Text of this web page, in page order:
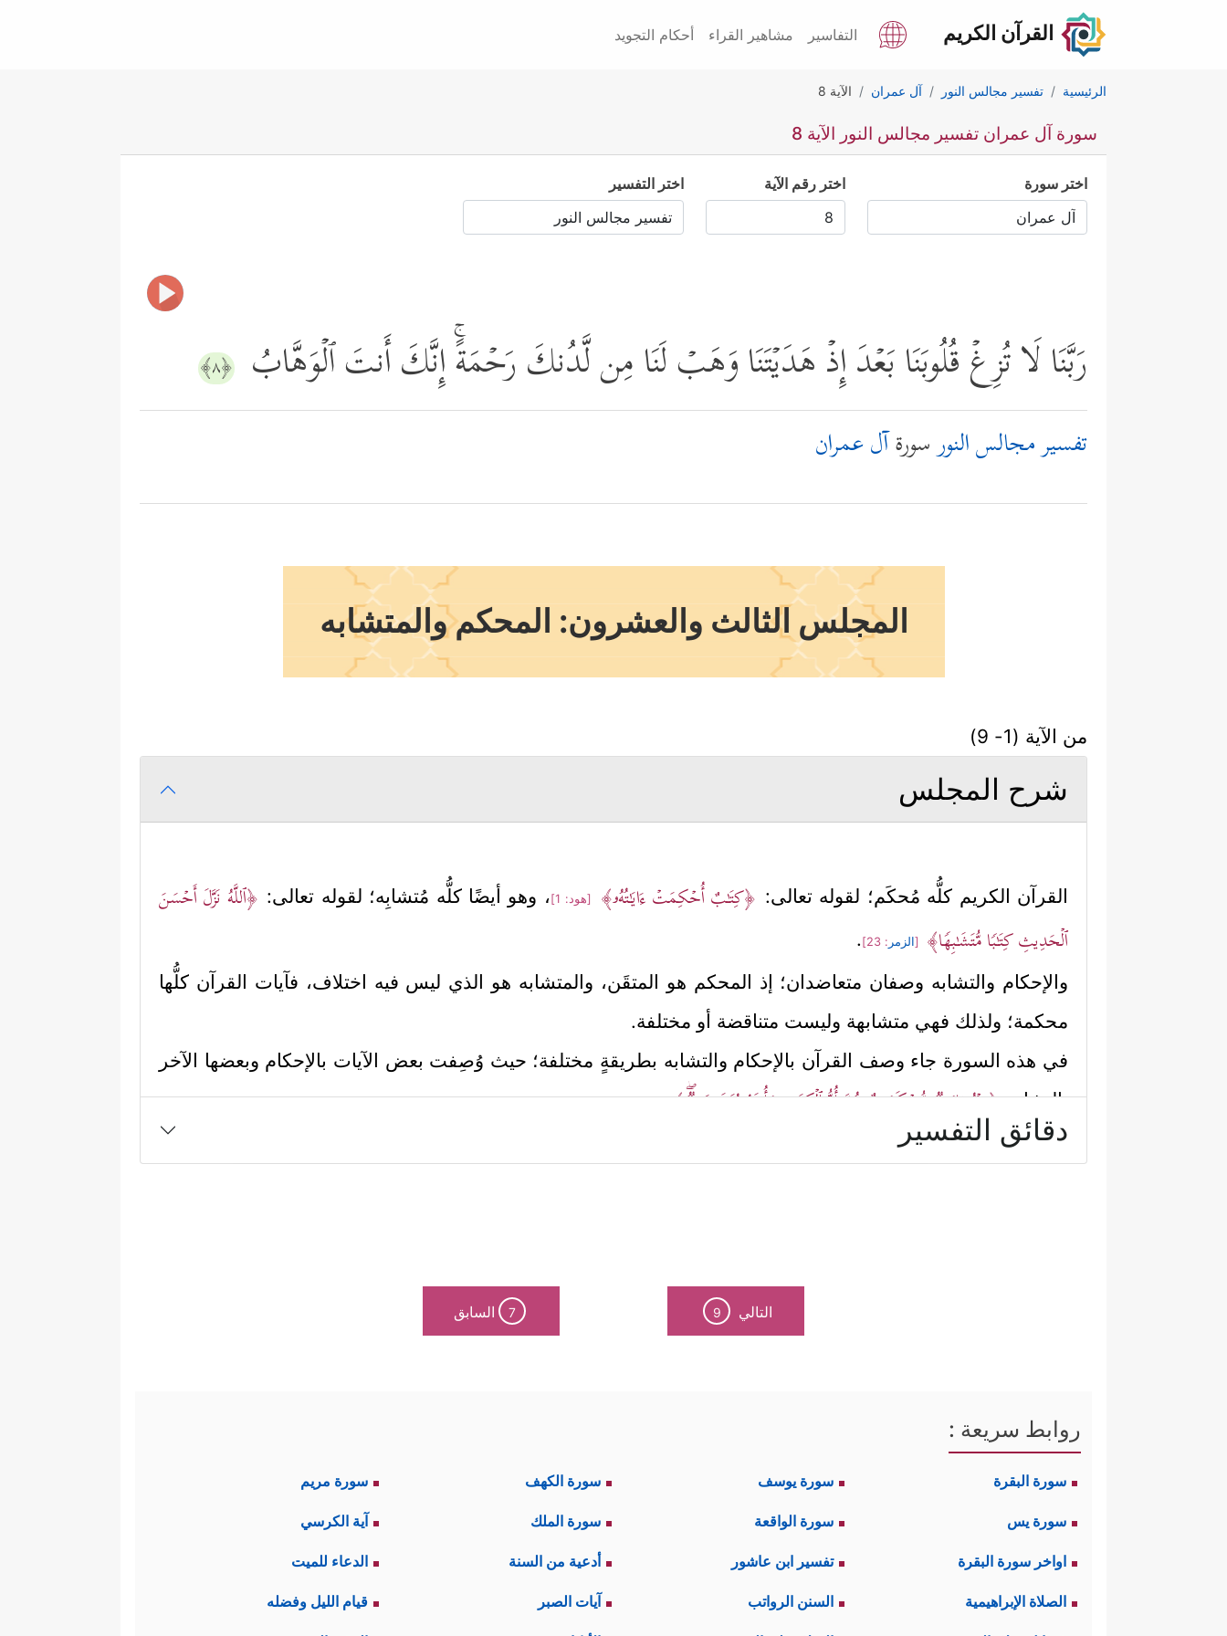
القرآن الكريم التفاسير مشاهير القراء أحكام التجويد
الرئيسية تفسير مجالس النور آل عمران الآية 8
سورة آل عمران تفسير مجالس النور الآية 8
اختر سورة اختر رقم الآية اختر التفسير
رَبَّنَا لَا تُزِغۡ قُلُوبَنَا بَعۡدَ إِذۡ هَدَیۡتَنَا وَهَبۡ لَنَا مِن لَّدُنكَ رَحۡمَةًۚ إِنَّكَ أَنتَ ٱلۡوَهَّابُ ﴿٨﴾
تفسير مجالس النورسورةآل عمران
المجلس الثالث والعشرون: المحكم والمتشابه
من الآية (1- 9)
شرح المجلس
القرآن الكريم كلُّه مُحكَم؛ لقوله تعالى: ﴿كِتَـٰبٌ أُحۡكِمَتۡ ءَایَـٰتُهُۥ﴾ [هود: 1] ، وهو أيضًا كلُّه مُتشابِه؛ لقوله تعالى: ﴿ٱللَّهُ نَزَّلَ أَحۡسَنَ
ٱلۡحَدِیثِ كِتَـٰبࣰا مُّتَشَـٰبِهࣰا﴾
[الزمر : 23]
.
والإحكام والتشابه وصفان متعاضدان؛ إذ المحكم هو المتقَن، والمتشابه هو الذي ليس فيه اختلاف، فآيات القرآن كلُّها
محكمة؛ ولذلك فهي متشابهة وليست متناقضة أو مختلفة.
في هذه السورة جاء وصف القرآن بالإحكام والتشابه بطريقةٍ مختلفة؛ حيث وُصِفت بعض الآيات بالإحكام وبعضها الآخر
بالتشابه﴿مِنۡهُ ءَایَـٰتࣱ مُّحۡكَمَـٰتٌ هُنَّ أُمُّ ٱلۡكِتَـٰبِ وَأُخَرُ مُتَشَـٰبِهَـٰتࣱۖ﴾.
وهذا استعمالٌ مغايرٌ لما ورد في الآيتين السابقتين بإضافة معنًى دقيقٍ للمُحكَم وآخر للمتشابِه، فالمحكم في هذه الآية
فروع، وكلُّ فرعٍ متصل بأصل، وهذه المنظومة المتكاملة التي تضمُّ كلَّ آيات القرآن الكريم هي في غاية الإحكام
والإتقان، وفي غاية التشابه والتماثل، فليس في القرآن آية واحدة تستَعصِي على الفهم، كيف؟ والله يقول:
فالقرآن كلُّه ميسَّر للذكر، وكلُّه نور مبين، وكلُّه واجب التدبُّر من غير استثناء، كلُّ هذا لمن أراد الوصول إلى الحقِّ، وكان
﴿فَأَمَّا ٱلَّذِینَ فِی قُلُوبِهِمۡ زَیۡغࣱ فَیَتَّبِعُونَ مَا تَشَـٰبَهَ مِنۡهُ ٱبۡتِغَاۤءَ ٱلۡفِتۡنَةِ وَٱبۡتِغَاۤءَ تَأۡوِیلِهِۦۖ﴾
دقائق التفسير
التالي 9
7 السابق
روابط سريعة :
سورة البقرة سورة يوسف سورة الكهف سورة مريم
سورة يس سورة الواقعة سورة الملك آية الكرسي
اواخر سورة البقرة تفسير ابن عاشور أدعية من السنة الدعاء للميت
الصلاة الإبراهيمية السنن الرواتب آيات الصبر قيام الليل وفضله